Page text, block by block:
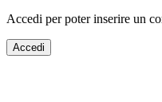
Accedi per poter inserire un
Accedi